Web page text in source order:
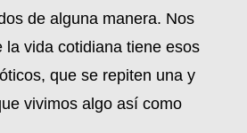
de alguna manera. Nos
la vida cotidiana tiene esos
que se repiten una y
vivimos algo así como